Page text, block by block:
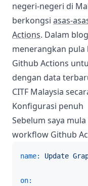
negeri-negeri di
berkongsi asas-
Actions. Dalam
menerangkan pula
Github Actions
dengan data
CITF Malaysia
Konfigurasi penuh
Sebelum saya
workflow Github
name: Update
on: